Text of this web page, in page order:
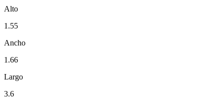
Alto
1.55
Ancho
1.66
Largo
3.6